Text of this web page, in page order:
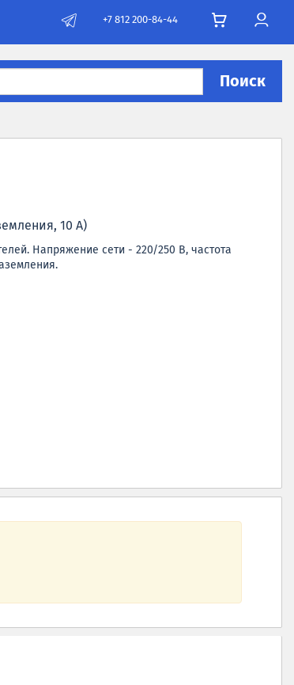
+7 812 200-84-44
Поиск
10 А)
Напряжение сети - 220/250 В, частота